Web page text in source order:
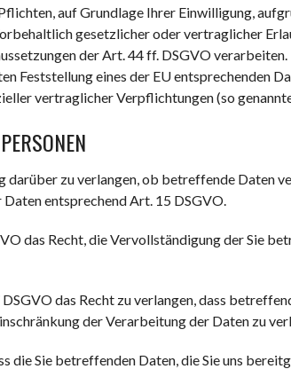
auf Grundlage Ihrer Einwilligung,
gesetzlicher oder vertraglicher
der Art. 44 ff. DSGVO
Feststellung eines der EU entsprechenden
vertraglicher Verpflichtungen (so
darüber zu verlangen, ob betreffende Daten
entsprechend Art. 15 DSGVO.
das Recht, die Vervollständigung der Sie
das Recht zu verlangen, dass
der Verarbeitung der Daten zu
die Sie betreffenden Daten, die Sie uns